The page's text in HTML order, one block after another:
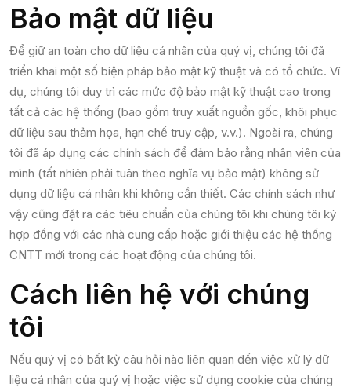
Bảo mật dữ liệu
Để giữ an toàn cho dữ liệu cá nhân của quý vị, chúng tôi đã
triển khai một số biện pháp bảo mật kỹ thuật và có tổ chức. Ví
dụ, chúng tôi duy trì các mức độ bảo mật kỹ thuật cao trong
tất cả các hệ thống (bao gồm truy xuất nguồn gốc, khôi phục
dữ liệu sau thảm họa, hạn chế truy cập, v.v.). Ngoài ra, chúng
tôi đã áp dụng các chính sách để đảm bảo rằng nhân viên của
mình (tất nhiên phải tuân theo nghĩa vụ bảo mật) không sử
dụng dữ liệu cá nhân khi không cần thiết. Các chính sách như
vậy cũng đặt ra các tiêu chuẩn của chúng tôi khi chúng tôi ký
hợp đồng với các nhà cung cấp hoặc giới thiệu các hệ thống
CNTT mới trong các hoạt động của chúng tôi.
Cách liên hệ với chúng
tôi
Nếu quý vị có bất kỳ câu hỏi nào liên quan đến việc xử lý dữ
liệu cá nhân của quý vị hoặc việc sử dụng cookie của chúng